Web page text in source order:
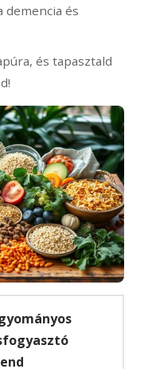
demencia és
és tapasztald